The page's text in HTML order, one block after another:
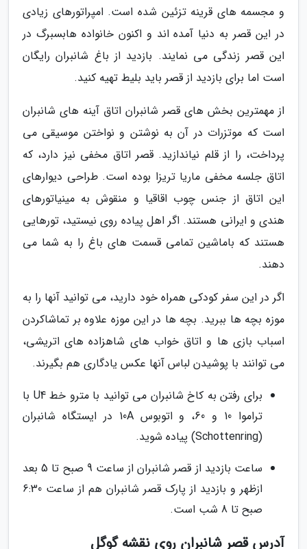
و مجسمه های قرینه تزئین شده است. امپراتورهای زیادی
در این قصر به دنیا آمده اند و اکنون خانواده هابسبرگ در
این قصر زندگی می نمایند. بازدید از باغ شانبران رایگان
است اما برای بازدید از قصر باید بلیط تهیه کنید.
از مهمترین بخش های قصر شانبران اتاق آینه های شانبران
است که موتزرات در آن به نوشتن و نواختن موسیقی می
پرداخت، را از قلم نیاندازید. قصر اتاق مخفی نیز دارد، که
اتاق جلسه مخفی ماریا تریزا بوده است. طراحی دیوارهای
این اتاق از جنس چوب اقاقیا و منقوش به مینیاتورهای
هندی و ایرانی هستند. اگر اهل پیاده روی نیستید، تورهایی
هستند که باماشین تمامی قسمت های باغ را به شما می
دهند.
اگر در این سفر کودکی همراه خود دارید، می توانید آنها را به
موزه بچه ها ببرید. بچه ها در این موزه علاوه بر تماشاکردن
اسباب بازی ها و اتاق خواب های شاهزاده های اتریشی،
می توانند با پوشیدن لباس آنها عکس یادگاری هم بگیرند.
برای رفتن به کاخ شانبران می توانید با مترو خط U4 با
تراموا 10 و 60، و اتوبوس 10A در ایستگاه شانبران
(Schottenring) پیاده شوید.
ساعت بازدید از قصر شانبران از ساعت 9 صبح تا 5 بعد
ازظهر و بازدید از پارک قصر شانبران هم از ساعت 6:30
صبح تا 8 شب است.
آدرس قصر شانبران روی نقشه گوگل